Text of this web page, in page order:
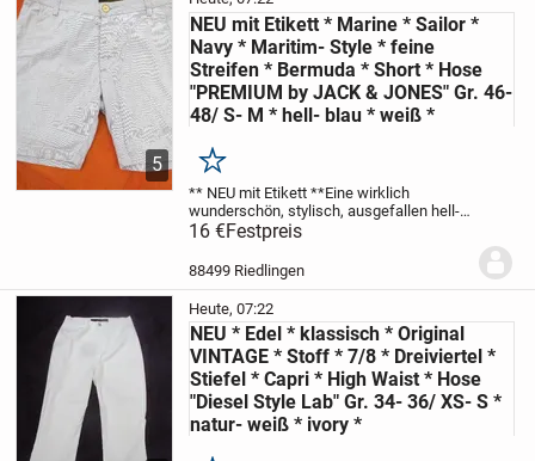
5
NEU mit Etikett * Marine * Sailor *
Navy * Maritim- Style * feine
Streifen * Bermuda * Short * Hose
"PREMIUM by JACK & JONES" Gr. 46-
48/ S- M * hell- blau * weiß *
Merken
** NEU mit Etikett **Eine wirklich
wunderschön, stylisch, ausgefallen hell-
blau * weißHerren
im angesagten Look
by JACK & JONES **
16 €Festpreis
88499 Riedlingen
Heute, 07:22
NEU * Edel * klassisch * Original
VINTAGE * Stoff * 7/8 * Dreiviertel *
Stiefel * Capri * High Waist * Hose
"Diesel Style Lab" Gr. 34- 36/ XS- S *
natur- weiß * ivory *